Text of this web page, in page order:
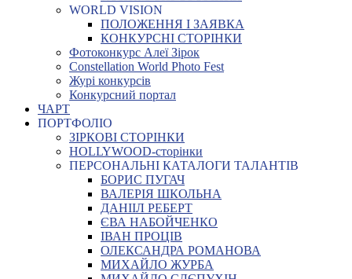
WORLD VISION
ПОЛОЖЕННЯ І ЗАЯВКА
КОНКУРСНІ СТОРІНКИ
Фотоконкурс Алеї Зірок
Constellation World Photo Fest
Журі конкурсів
Конкурсний портал
ЧАРТ
ПОРТФОЛІО
ЗІРКОВІ СТОРІНКИ
HOLLYWOOD-сторінки
ПЕРСОНАЛЬНІ КАТАЛОГИ ТАЛАНТІВ
БОРИС ПУГАЧ
ВАЛЕРІЯ ШКОЛЬНА
ДАНІІЛ РЕБЕРТ
ЄВА НАБОЙЧЕНКО
ІВАН ПРОЦІВ
ОЛЕКСАНДРА РОМАНОВА
МИХАЙЛО ЖУРБА